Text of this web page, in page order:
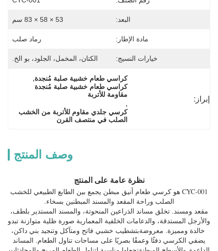
البعد: 53 × 58 × 83 سم
مادة الإطار: رماد صلب
خيارات النسيج: الكتان، المخمل، الجلود، بو الخ.
إبراز:
كراسي طعام خشبية صلبة مُنجدة,
مقاومة للأتربة
,
الصلب في منتصف القرن
وصف المنتج
نظرة عامة على المنتج
CYC-001 هو كرسي طعام أنيق مبطن يجمع بين الطابع الطبيعي للخشب
الصلب وراحة المقعد والمسند المبطنين بسخاء.
مقعد ومسند.تخلق مساند الذراعين المنحوتة، والمسند المستدير بلطف،
والأرجل المستدقة، والدعامات الخلفية المعمارية صورة ظلية متوازنة تبدو
خالدة ومميزة. معروضةبتشطيب خشبي فاتح ومتآكل وتنجيد بني داكن،
يضفي الكرسي دفئًا وعمقًا بصريًا على مساحات تناول الطعام. المساند